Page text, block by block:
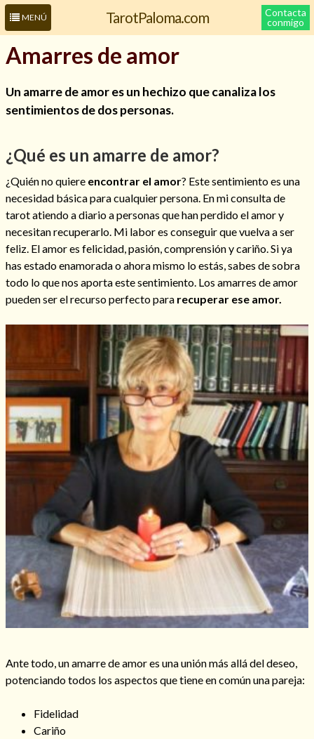
MENÚ TarotPaloma.com
Contacta
conmigo
Leer más sobre mí
Hechizos de amor
Amarre para recuperar a mi pareja
Amarres de amor
Un amarre de amor es un hechizo que canaliza los
sentimientos de dos personas.
¿Qué es un amarre de amor?
¿Quién no quiere encontrar el amor? Este sentimiento es una
necesidad básica para cualquier persona. En mi consulta de
tarot atiendo a diario a personas que han perdido el amor y
necesitan recuperarlo. Mi labor es conseguir que vuelva a ser
feliz. El amor es felicidad, pasión, comprensión y cariño. Si ya
has estado enamorada o ahora mismo lo estás, sabes de sobra
todo lo que nos aporta este sentimiento. Los amarres de amor
pueden ser el recurso perfecto para recuperar ese amor.
Ante todo, un amarre de amor es una unión más allá del deseo,
potenciando todos los aspectos que tiene en común una pareja:
Fidelidad
Cariño